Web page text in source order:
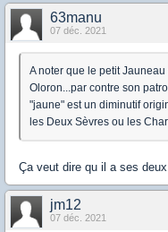
63manu
07 déc. 2021
A noter que le petit
Oloron...par contre son
"jaune" est un diminutif
les Deux Sèvres ou les
Ça veut dire qu il a ses
jm12
07 déc. 2021